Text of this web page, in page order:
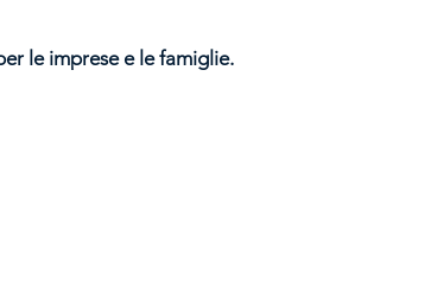
le imprese e le famiglie.